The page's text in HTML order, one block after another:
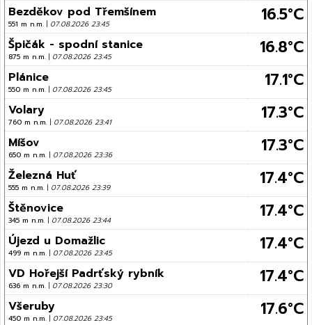
Bezděkov pod Třemšínem
551 m n.m. | 07.08.2026 23:45 16.5°C
Špičák - spodní stanice
875 m n.m. | 07.08.2026 23:45 16.8°C
Plánice
550 m n.m. | 07.08.2026 23:45 17.1°C
Volary
760 m n.m. | 07.08.2026 23:41 17.3°C
Míšov
650 m n.m. | 07.08.2026 23:36 17.3°C
Železná Huť
555 m n.m. | 07.08.2026 23:39 17.4°C
Štěnovice
345 m n.m. | 07.08.2026 23:44 17.4°C
Újezd u Domažlic
499 m n.m. | 07.08.2026 23:45 17.4°C
VD Hořejší Padrťský rybník
636 m n.m. | 07.08.2026 23:30 17.4°C
Všeruby
450 m n.m. | 07.08.2026 23:45 17.6°C